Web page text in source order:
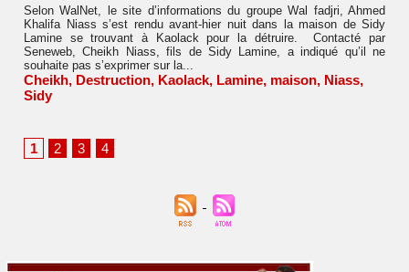
Selon WalNet, le site d’informations du groupe Wal fadjri, Ahmed
Khalifa Niass s’est rendu avant-hier nuit dans la maison de Sidy
Lamine se trouvant à Kaolack pour la détruire. Contacté par
Seneweb, Cheikh Niass, fils de Sidy Lamine, a indiqué qu’il ne
souhaite pas s’exprimer sur la...
Cheikh, Destruction, Kaolack, Lamine, maison, Niass,
Sidy
1 2 3 4